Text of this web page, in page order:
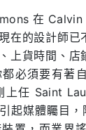
在 Calvin
在的設計師已
上貨時間、店
必須要有著
上任 Saint
起媒體矚目